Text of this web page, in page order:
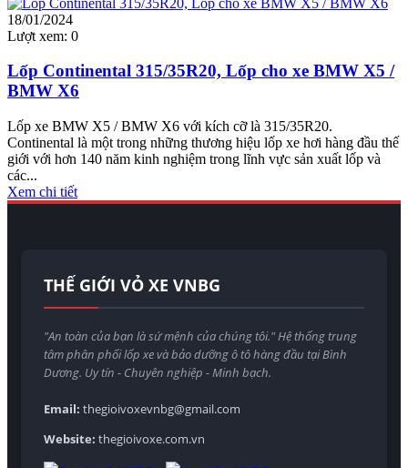
18/01/2024
Lượt xem: 0
Lốp Continental 315/35R20, Lốp cho xe BMW X5 /
BMW X6
Lốp xe BMW X5 / BMW X6 với kích cỡ là 315/35R20.
Continental là một trong những thương hiệu lốp xe hơi hàng đầu thế
giới với hơn 140 năm kinh nghiệm trong lĩnh vực sản xuất lốp và
các...
Xem chi tiết
THẾ GIỚI VỎ XE VNBG
"An toàn của bạn là sứ mệnh của chúng tôi." Hệ thống trung
tâm phân phối lốp xe và bảo dưỡng ô tô hàng đầu tại Bình
Dương. Uy tín - Chuyên nghiệp - Minh bạch.
Email: thegioivoxevnbg@gmail.com
Website: thegioivoxe.com.vn